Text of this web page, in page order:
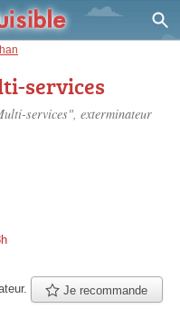
services
services", exterminateur
Je recommande